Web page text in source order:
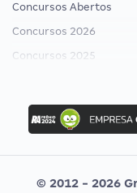
Concursos Abertos
Concursos 2026
Concursos 2025
Concurso Ibama
Concurso MPU
Editais publicados
© 2012 - 2026